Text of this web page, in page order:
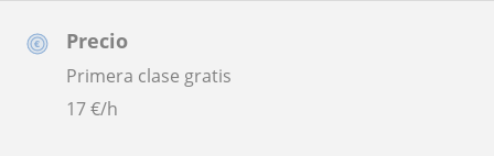
Precio
Primera clase gratis
17€/h